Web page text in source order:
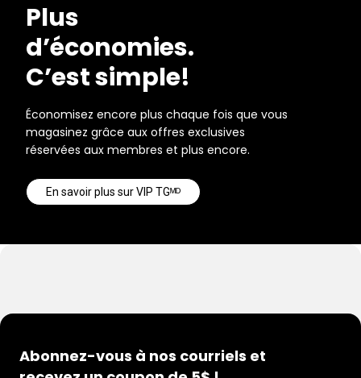
Plus
d’économies.
C’est simple!
Économisez encore plus chaque fois que vous
magasinez grâce aux offres exclusives
réservées aux membres et plus encore.
En savoir plus sur VIP TGᴹᴰ
Abonnez-vous à nos courriels et